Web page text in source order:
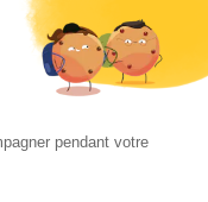
- Vervaco